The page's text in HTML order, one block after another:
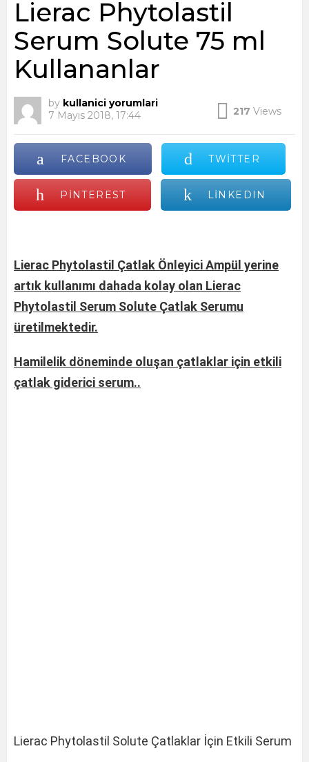
Lierac Phytolastil
Serum Solute 75 ml
Kullananlar
by kullanici yorumlari
7 Mayıs 2018, 17:44
217 Views
FACEBOOK TWITTER
PINTEREST LINKEDIN
Lierac Phytolastil Çatlak Önleyici Ampül yerine
artık kullanımı dahada kolay olan Lierac
Phytolastil Serum Solute Çatlak Serumu
üretilmektedir.
Hamilelik döneminde oluşan çatlaklar için etkili
çatlak giderici serum..
Lierac Phytolastil Solute Çatlaklar İçin Etkili Serum